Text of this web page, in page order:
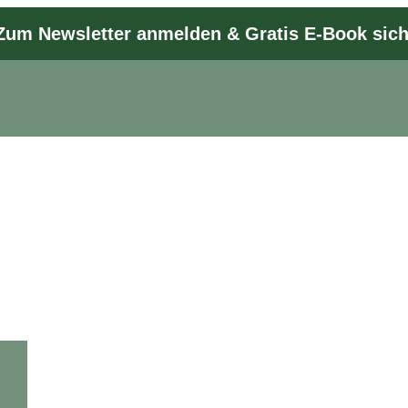
Newsletter anmelden & Gratis E-Book